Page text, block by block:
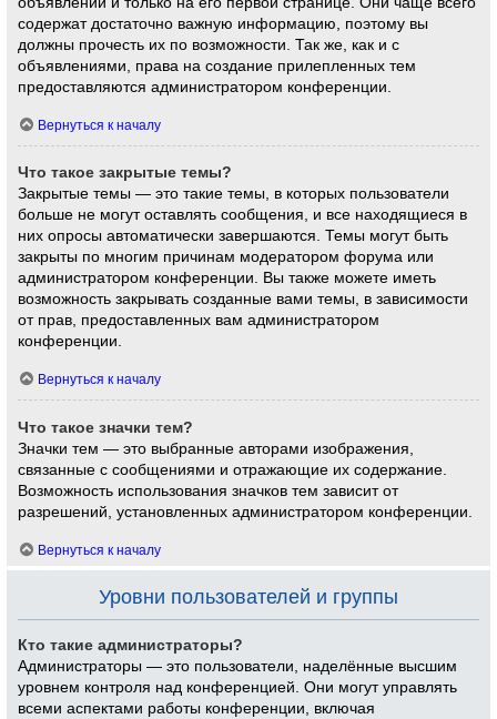
содержат достаточно важную информацию, поэтому вы
должны прочесть их по возможности. Так же, как и с
объявлениями, права на создание прилепленных тем
предоставляются администратором конференции.
Вернуться к началу
Что такое закрытые темы?
Закрытые темы — это такие темы, в которых пользователи
больше не могут оставлять сообщения, и все находящиеся в
них опросы автоматически завершаются. Темы могут быть
закрыты по многим причинам модератором форума или
администратором конференции. Вы также можете иметь
возможность закрывать созданные вами темы, в зависимости
от прав, предоставленных вам администратором
конференции.
Вернуться к началу
Что такое значки тем?
Значки тем — это выбранные авторами изображения,
связанные с сообщениями и отражающие их содержание.
Возможность использования значков тем зависит от
разрешений, установленных администратором конференции.
Вернуться к началу
Уровни пользователей и группы
Кто такие администраторы?
Администраторы — это пользователи, наделённые высшим
уровнем контроля над конференцией. Они могут управлять
всеми аспектами работы конференции, включая